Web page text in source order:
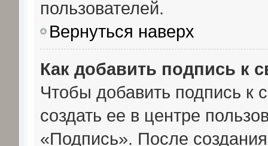
пользователей.
Вернуться наверх
Как добавить подпись к
Чтобы добавить подпись
создать ее в центре
«Подпись». После